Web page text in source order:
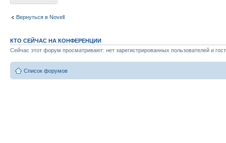
Вернуться в Novell
КТО СЕЙЧАС НА КОНФЕРЕНЦИИ
Сейчас этот форум просматривают: нет зарегистрированных пользователей и
Список форумов